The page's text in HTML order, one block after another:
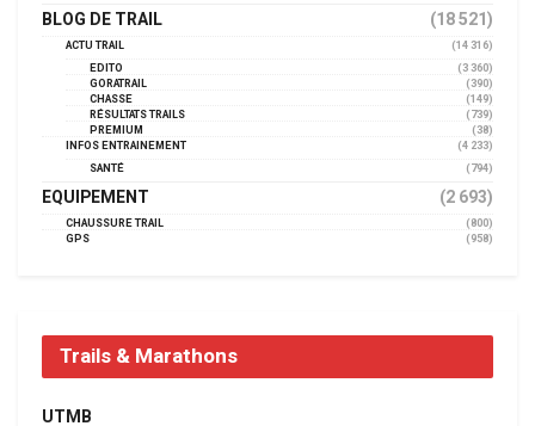
BLOG DE TRAIL (18 521)
ACTU TRAIL
(14 316)
EDITO
(3 360)
GORATRAIL
(390)
CHASSE
(149)
RÉSULTATS TRAILS
(739)
PREMIUM
(38)
INFOS ENTRAINEMENT
(4 233)
SANTÉ
(794)
EQUIPEMENT (2 693)
CHAUSSURE TRAIL
(800)
GPS
(958)
Trails & Marathons
UTMB